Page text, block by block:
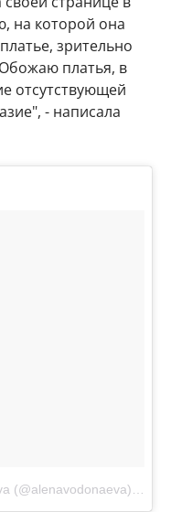
на которой она
зрительно
платья, в
отсутствующей
- написала
Фото опубликовано Alena Vodonaeva (@alenavodonaeva)Окт